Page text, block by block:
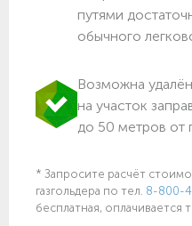
путями
обычного
Возможна
на участок
до 50 метров от
* Запросите расчёт
газгольдера по тел. 8-800-
бесплатная, оплачивается